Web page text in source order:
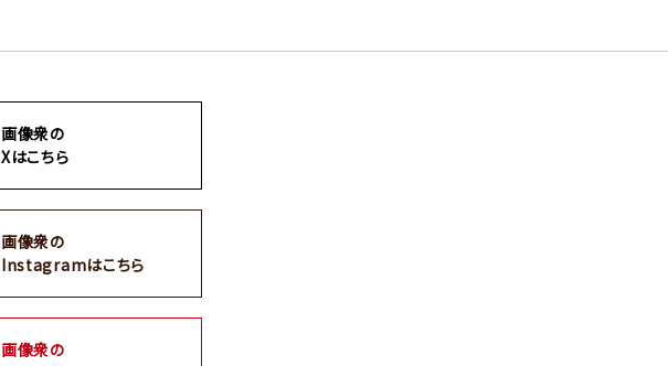
画像衆の
Xはこちら
画像衆の
Instagramはこちら
画像衆の